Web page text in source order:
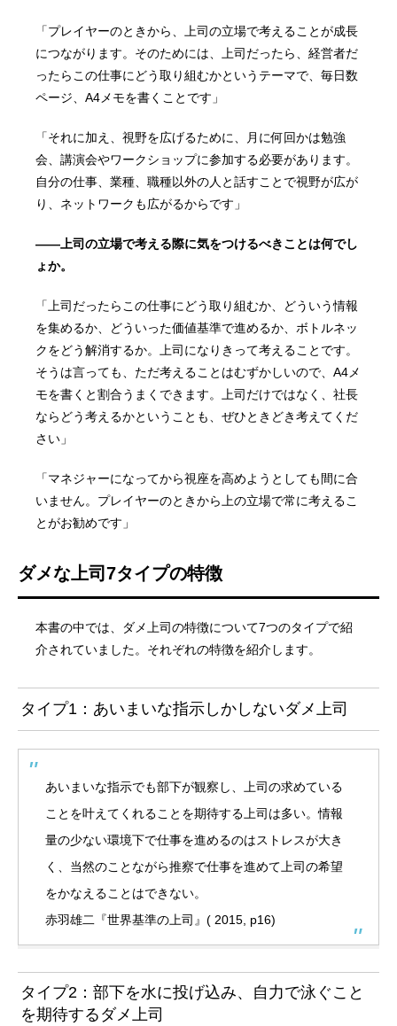
「プレイヤーのときから、上司の立場で考えることが成長
につながります。そのためには、上司だったら、経営者だ
ったらこの仕事にどう取り組むかというテーマで、毎日数
ページ、A4メモを書くことです」
「それに加え、視野を広げるために、月に何回かは勉強
会、講演会やワークショップに参加する必要があります。
自分の仕事、業種、職種以外の人と話すことで視野が広が
り、ネットワークも広がるからです」
——上司の立場で考える際に気をつけるべきことは何でし
ょか。
「上司だったらこの仕事にどう取り組むか、どういう情報
を集めるか、どういった価値基準で進めるか、ボトルネッ
クをどう解消するか。上司になりきって考えることです。
そうは言っても、ただ考えることはむずかしいので、A4メ
モを書くと割合うまくできます。上司だけではなく、社長
ならどう考えるかということも、ぜひときどき考えてくだ
さい」
「マネジャーになってから視座を高めようとしても間に合
いません。プレイヤーのときから上の立場で常に考えるこ
とがお勧めです」
ダメな上司7タイプの特徴
本書の中では、ダメ上司の特徴について7つのタイプで紹
介されていました。それぞれの特徴を紹介します。
タイプ1：あいまいな指示しかしないダメ上司
あいまいな指示でも部下が観察し、上司の求めている
ことを叶えてくれることを期待する上司は多い。情報
量の少ない環境下で仕事を進めるのはストレスが大き
く、当然のことながら推察で仕事を進めて上司の希望
をかなえることはできない。
赤羽雄二『世界基準の上司』( 2015, p16)
タイプ2：部下を水に投げ込み、自力で泳ぐこと
を期待するダメ上司